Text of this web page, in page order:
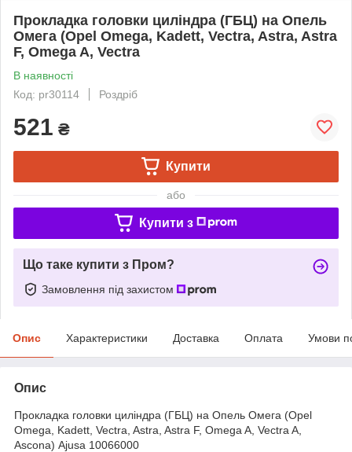
Прокладка головки циліндра (ГБЦ) на Опель
Омега (Opel Omega, Kadett, Vectra, Astra, Astra
F, Omega A, Vectra
В наявності
Код: pr30114
Роздріб
521 ₴
Купити
або
Купити з
Що таке купити з Пром?
Замовлення під захистом
Опис Характеристики Доставка Оплата Умови
Опис
Прокладка головки циліндра (ГБЦ) на Опель Омега (Opel
Omega, Kadett, Vectra, Astra, Astra F, Omega A, Vectra A,
Ascona) Ajusa 10066000